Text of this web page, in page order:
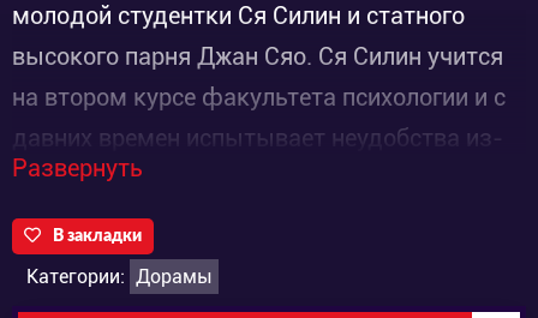
молодой студентки Ся Силин и статного
высокого парня Джан Сяо. Ся Силин учится
на втором курсе факультета психологии и с
давних времен испытывает неудобства из-
за маленького роста. На факультете ей даже
дали обидное прозвище «Мини»! Пытаясь
хоть как-то исправить свою репутацию, Ся
Силин решает стать «выше» остальных в
Развернуть
В закладки
Категории: Дорамы